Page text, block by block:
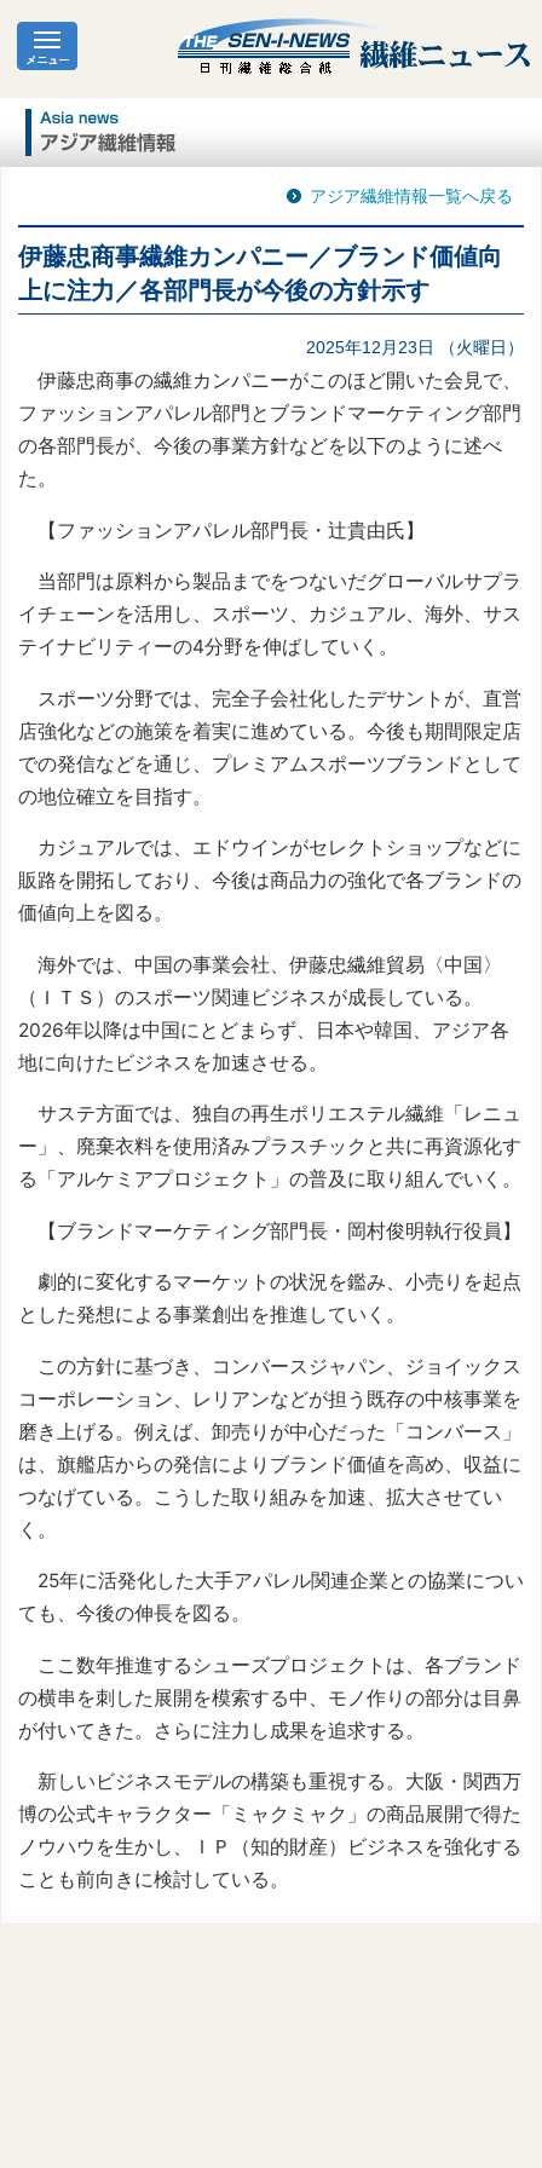
アジア繊維情報一覧へ戻る
伊藤忠商事繊維カンパニー／ブランド価値向
上に注力／各部門長が今後の方針示す
2025年12月23日 （火曜日）
伊藤忠商事の繊維カンパニーがこのほど開いた会見で、
ファッションアパレル部門とブランドマーケティング部門
の各部門長が、今後の事業方針などを以下のように述べ
た。
【ファッションアパレル部門長・辻貴由氏】
当部門は原料から製品までをつないだグローバルサプラ
イチェーンを活用し、スポーツ、カジュアル、海外、サス
テイナビリティーの4分野を伸ばしていく。
スポーツ分野では、完全子会社化したデサントが、直営
店強化などの施策を着実に進めている。今後も期間限定店
での発信などを通じ、プレミアムスポーツブランドとして
の地位確立を目指す。
カジュアルでは、エドウインがセレクトショップなどに
販路を開拓しており、今後は商品力の強化で各ブランドの
価値向上を図る。
海外では、中国の事業会社、伊藤忠繊維貿易〈中国〉
（ＩＴＳ）のスポーツ関連ビジネスが成長している。
2026年以降は中国にとどまらず、日本や韓国、アジア各
地に向けたビジネスを加速させる。
サステ方面では、独自の再生ポリエステル繊維「レニュ
ー」、廃棄衣料を使用済みプラスチックと共に再資源化す
る「アルケミアプロジェクト」の普及に取り組んでいく。
【ブランドマーケティング部門長・岡村俊明執行役員】
劇的に変化するマーケットの状況を鑑み、小売りを起点
とした発想による事業創出を推進していく。
この方針に基づき、コンバースジャパン、ジョイックス
コーポレーション、レリアンなどが担う既存の中核事業を
磨き上げる。例えば、卸売りが中心だった「コンバース」
は、旗艦店からの発信によりブランド価値を高め、収益に
つなげている。こうした取り組みを加速、拡大させてい
く。
25年に活発化した大手アパレル関連企業との協業につい
ても、今後の伸長を図る。
ここ数年推進するシューズプロジェクトは、各ブランド
の横串を刺した展開を模索する中、モノ作りの部分は目鼻
が付いてきた。さらに注力し成果を追求する。
新しいビジネスモデルの構築も重視する。大阪・関西万
博の公式キャラクター「ミャクミャク」の商品展開で得た
ノウハウを生かし、ＩＰ（知的財産）ビジネスを強化する
ことも前向きに検討している。